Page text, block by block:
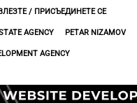
/ ПРИСЪЕДИНЕТЕ СЕ
AGENCY PETAR NIZAMOV
AGENCY